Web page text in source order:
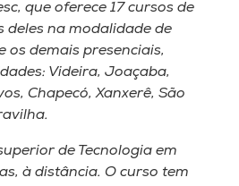
que oferece 17 cursos de
deles na modalidade de
os demais presenciais,
Videira, Joaçaba,
Chapecó, Xanxerê, São
de Tecnologia em
à distância. O curso tem